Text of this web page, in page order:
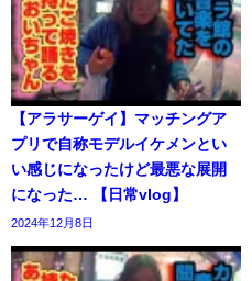
【アラサーゲイ】マッチングア
プリで自称モデルイケメンとい
い感じになったけど最悪な展開
になった… 【日常vlog】
2024年12月8日